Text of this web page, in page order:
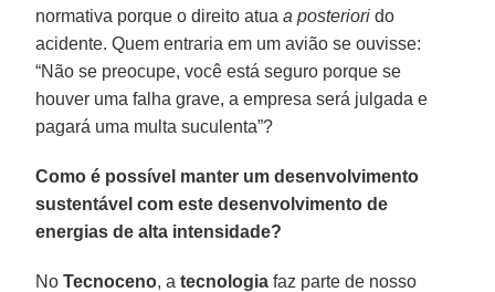
normativa porque o direito atuaa posteriori do
acidente. Quem entraria em um avião se ouvisse:
“Não se preocupe, você está seguro porque se
houver uma falha grave, a empresa será julgada e
pagará uma multa suculenta”?
Como é possível manter um desenvolvimento
sustentável com este desenvolvimento de
energias de alta intensidade?
NoTecnoceno, atecnologia faz parte de nosso